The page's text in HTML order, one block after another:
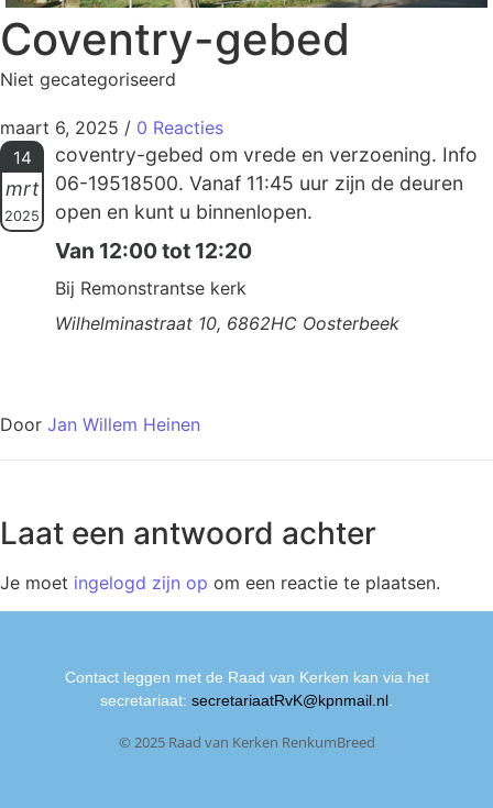
Coventry-gebed
Niet gecategoriseerd
maart 6, 2025 / 0 Reacties
14
mrt
2025
coventry-gebed om vrede en verzoening. Info
06-19518500. Vanaf 11:45 uur zijn de deuren
open en kunt u binnenlopen.
Van 12:00 tot 12:20
Bij Remonstrantse kerk
Wilhelminastraat 10, 6862HC Oosterbeek
Door Jan Willem Heinen
Laat een antwoord achter
Je moet ingelogd zijn op om een reactie te plaatsen.
Contact leggen met de Raad van Kerken kan via het
secretariaat: secretariaatRvK@kpnmail.nl.
© 2025 Raad van Kerken RenkumBreed